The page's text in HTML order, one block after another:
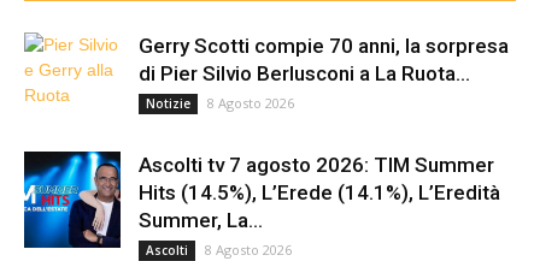
Gerry Scotti compie 70 anni, la sorpresa
di Pier Silvio Berlusconi a La Ruota...
Notizie 8 Agosto 2026
Ascolti tv 7 agosto 2026: TIM Summer
Hits (14.5%), L’Erede (14.1%), L’Eredità
Summer, La...
Ascolti 8 Agosto 2026